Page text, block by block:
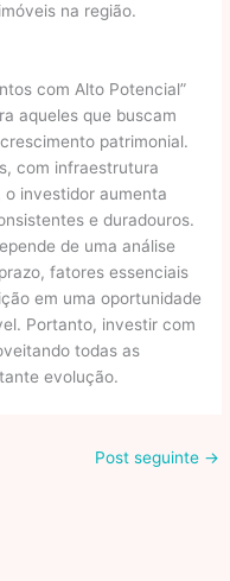
na região.
com Alto Potencial”
aqueles que buscam
patrimonial.
com infraestrutura
investidor aumenta
e duradouros.
de uma análise
fatores essenciais
em uma oportunidade
Portanto, investir com
todas as
evolução.
Post seguinte →